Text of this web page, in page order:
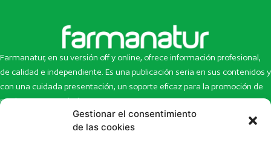
Gestionar el consentimiento
de las cookies
Farmanatur, en su versión off y online, ofrece información profesional,
de calidad e independiente. Es una publicación seria en sus contenidos y
con una cuidada presentación, un soporte eficaz para la promoción de
productos y novedades.
Inicio